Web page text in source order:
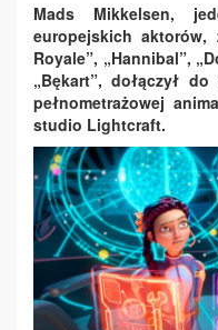
Mads Mikkelsen,
europejskich
Royale”, „Hannibal”,
„Bękart”, dołączył
pełnometrażowej
studio Lightcraft.